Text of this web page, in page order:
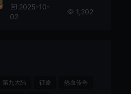
2025-10-
02
1,202
第九大陆 征途 热血传奇